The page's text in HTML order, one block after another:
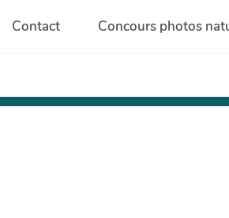
Contact Concours photos